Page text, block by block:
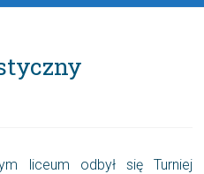
liceum odbył się Turniej